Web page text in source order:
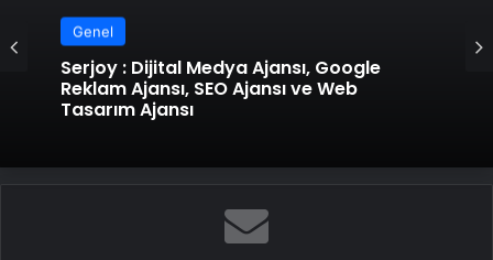
Genel
Serjoy : Dijital Medya Ajansı, Google
Reklam Ajansı, SEO Ajansı ve Web
Tasarım Ajansı
Genel
UETDS Nedir ? Uetds.com İle Akıllı Dijital
Taşımacılık Yazılımı